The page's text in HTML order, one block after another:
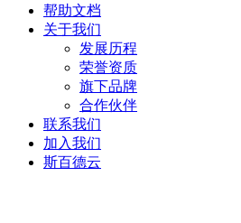
帮助文档
关于我们
发展历程
荣誉资质
旗下品牌
合作伙伴
联系我们
加入我们
斯百德云